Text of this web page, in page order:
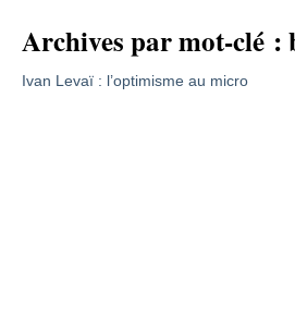
Archives par mot-clé :
Ivan Levaï : l’optimisme au micro